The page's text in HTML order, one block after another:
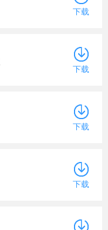
下载
下载
下载
下载